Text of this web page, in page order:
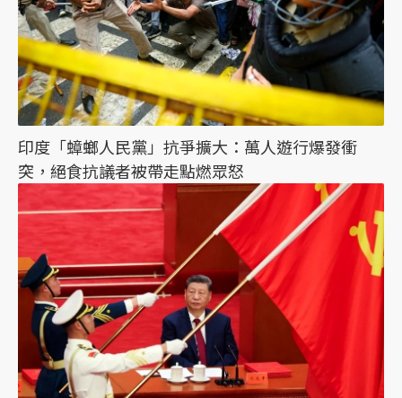
印度「蟑螂人民黨」抗爭擴大：萬人遊行爆發衝
突，絕食抗議者被帶走點燃眾怒